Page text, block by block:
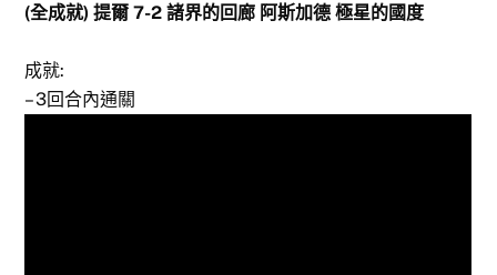
(全成就) 提爾 7-2 諸界的回廊 阿斯加德 極星的國度
成就:
– 3回合內通關